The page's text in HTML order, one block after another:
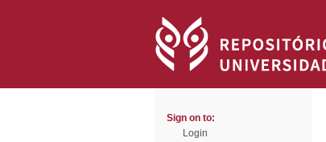
Sign on to:
Login